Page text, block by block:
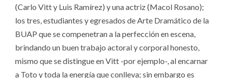
(Carlo Vitt y Luis Ramírez) y una actriz (Macol Rosano);
los tres, estudiantes y egresados de Arte Dramático de la
BUAP que se compenetran a la perfección en escena,
brindando un buen trabajo actoral y corporal honesto,
mismo que se distingue en Vitt -por ejemplo-, al encarnar
a Toto y toda la energía que conlleva; sin embargo es